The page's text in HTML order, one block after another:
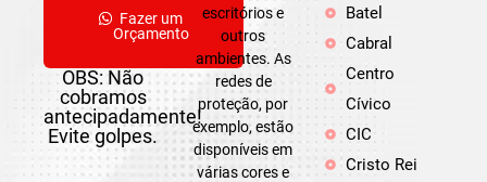
Fazer um
Orçamento
OBS: Não
cobramos
antecipadamente!
Evite golpes.
escritórios e
outros
ambientes. As
redes de
proteção, por
exemplo, estão
disponíveis em
várias cores e
Batel
Cabral
Centro
Cívico
CIC
Cristo Rei